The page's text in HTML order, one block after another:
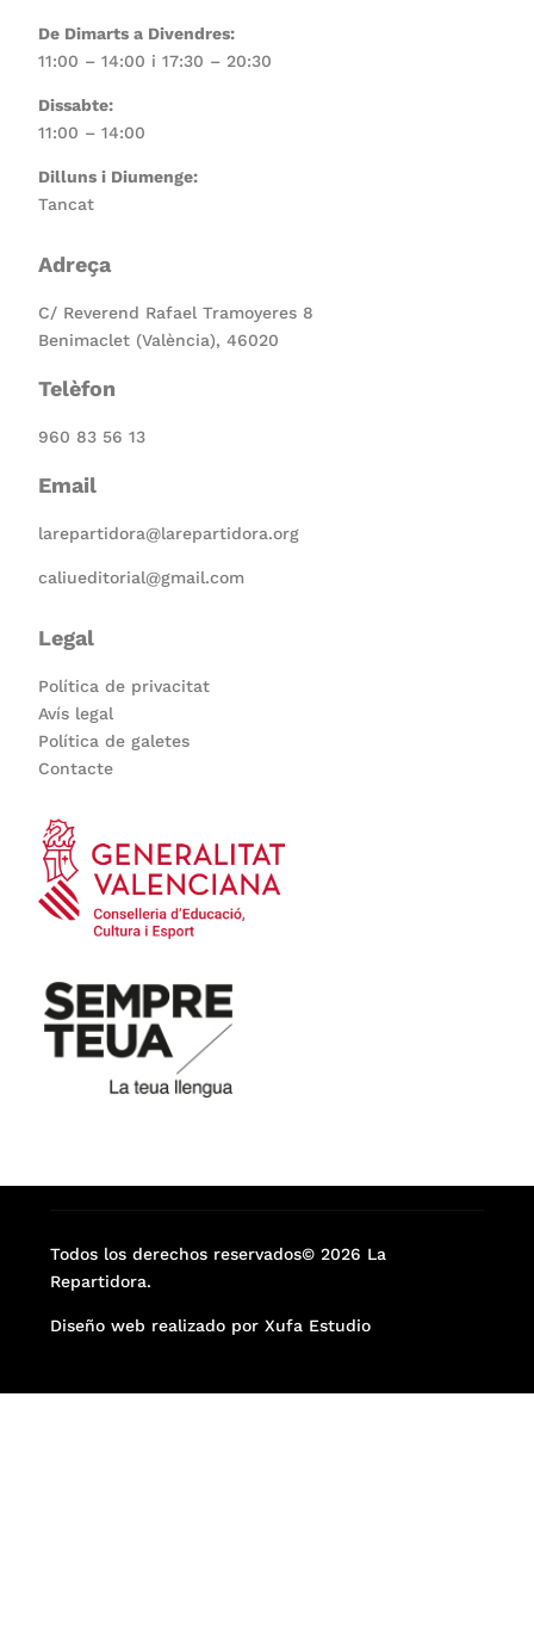
De Dimarts a Divendres:
11:00 – 14:00 i 17:30 – 20:30
Dissabte:
11:00 – 14:00
Dilluns i Diumenge:
Tancat
Adreça
C/ Reverend Rafael Tramoyeres 8
Benimaclet (València), 46020
Telèfon
960 83 56 13
Email
larepartidora@larepartidora.org
caliueditorial@gmail.com
Legal
Política de privacitat
Avís legal
Política de galetes
Contacte
Todos los derechos reservados© 2026 La
Repartidora.
Diseño web realizado por Xufa Estudio